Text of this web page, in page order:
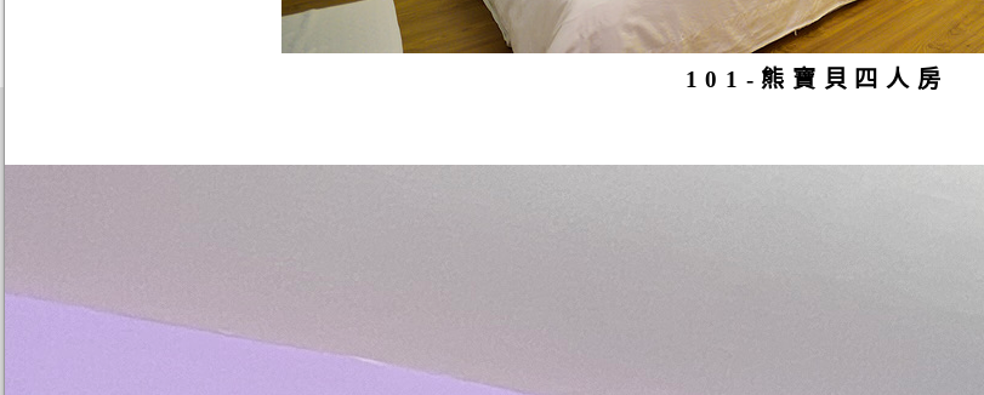
101-熊寶貝四人房